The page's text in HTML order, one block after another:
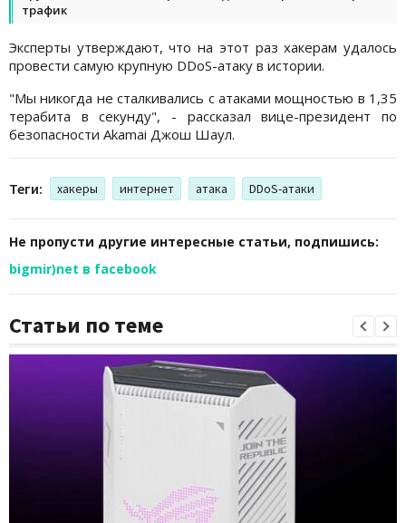
трафик
Эксперты утверждают, что на этот раз хакерам удалось
провести самую крупную DDoS-атаку в истории.
"Мы никогда не сталкивались с атаками мощностью в 1,35
терабита в секунду", - рассказал вице-президент по
безопасности Akamai Джош Шаул.
Теги: хакеры интернет атака DDoS-атаки
Не пропусти другие интересные статьи, подпишись:
bigmir)net в facebook
Статьи по теме